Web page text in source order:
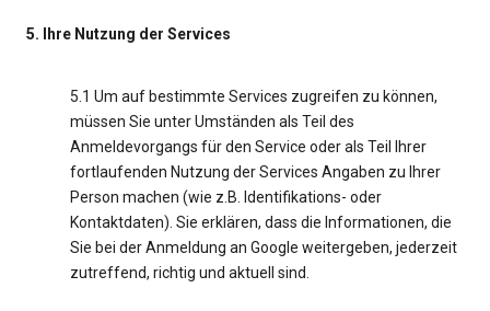
5. Ihre Nutzung der Services
5.1 Um auf bestimmte Services zugreifen zu können,
müssen Sie unter Umständen als Teil des
Anmeldevorgangs für den Service oder als Teil Ihrer
fortlaufenden Nutzung der Services Angaben zu Ihrer
Person machen (wie z.B. Identifikations- oder
Kontaktdaten). Sie erklären, dass die Informationen, die
Sie bei der Anmeldung an Google weitergeben, jederzeit
zutreffend, richtig und aktuell sind.